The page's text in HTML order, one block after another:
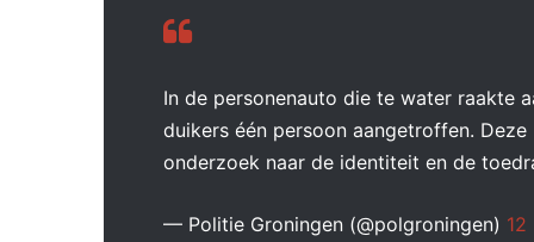
In de personenauto die te water raakte
duikers één persoon aangetroffen.
onderzoek naar de identiteit en de
— Politie Groningen (@polgroningen)